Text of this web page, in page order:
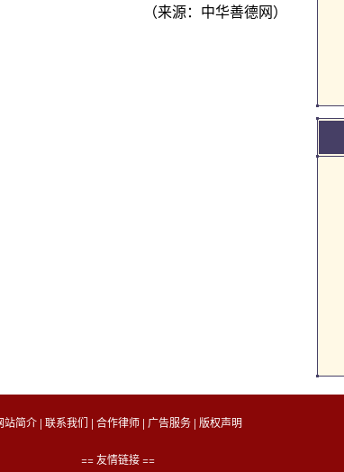
（来源：中华善德网）
站简介 | 联系我们 | 合作律师 | 广告服务 | 版权声明
== 友情链接 ==